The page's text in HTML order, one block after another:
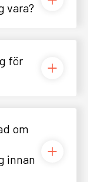
vara?
för
om
innan